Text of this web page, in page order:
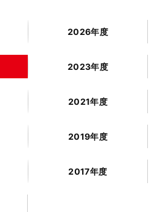
2026年度
2023年度
2021年度
2019年度
2017年度